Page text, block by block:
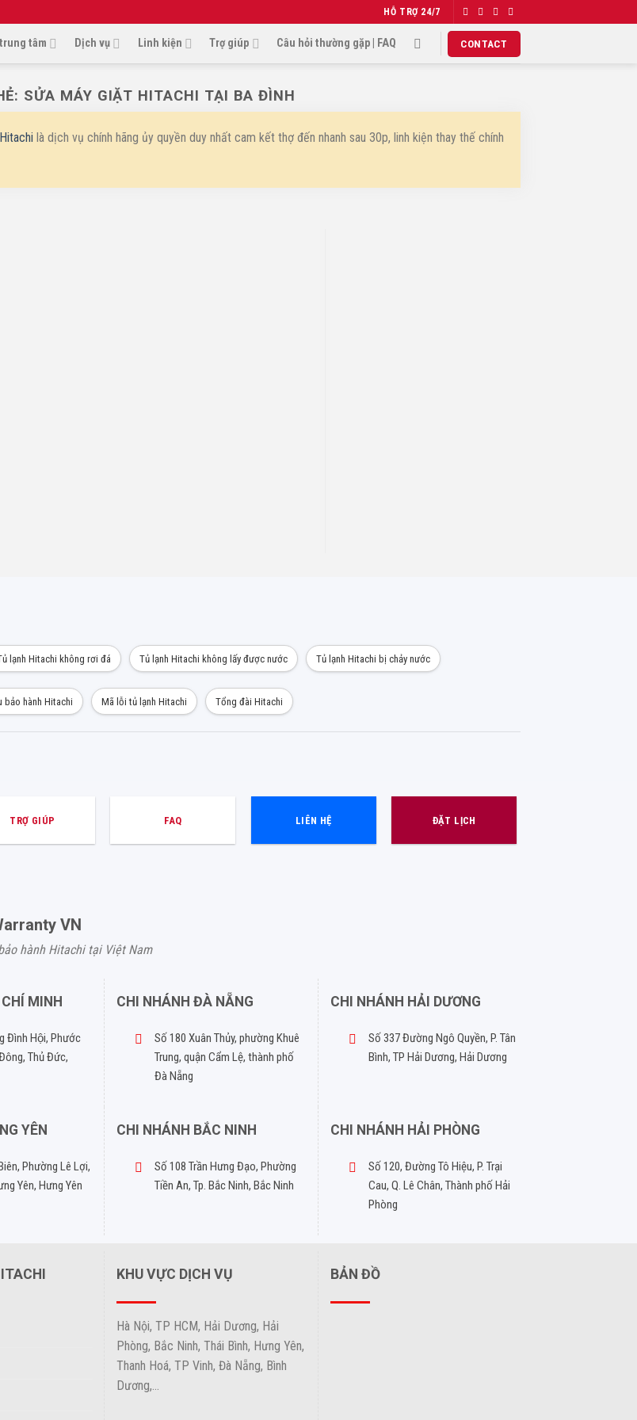
HỖ TRỢ 24/7
tâm Dịch vụ Linh kiện Trợ giúp Câu hỏi thường gặp | FAQ CONTACT
SỬA MÁY GIẶT HITACHI TẠI BA ĐÌNH
là dịch vụ chính hãng ủy quyền duy nhất cam kết thợ đến nhanh sau 30p, linh kiện thay thế chính
lạnh Hitachi không rơi đá Tủ lạnh Hitachi không lấy được nước Tủ lạnh Hitachi bị chảy nước
bảo hành Hitachi Mã lỗi tủ lạnh Hitachi Tổng đài Hitachi
TRỢ GIÚP FAQ LIÊN HỆ ĐẶT LỊCH
VN
hành Hitachi tại Việt Nam
MINH
Đình Hội, Phước
Thủ Đức,
CHI NHÁNH ĐÀ NẴNG
Số 180 Xuân Thủy, phường Khuê
Trung, quận Cẩm Lệ, thành phố
Đà Nẵng
CHI NHÁNH HẢI DƯƠNG
Số 337 Đường Ngô Quyền, P. Tân
Bình, TP Hải Dương, Hải Dương
YÊN
Phường Lê Lợi,
Yên, Hưng Yên
CHI NHÁNH BẮC NINH
Số 108 Trần Hưng Đạo, Phường
Tiền An, Tp. Bắc Ninh, Bắc Ninh
CHI NHÁNH HẢI PHÒNG
Số 120, Đường Tô Hiệu, P. Trại
Cau, Q. Lê Chân, Thành phố Hải
Phòng
KHU VỰC DỊCH VỤ
Hà Nội, TP HCM, Hải Dương, Hải
Phòng, Bắc Ninh, Thái Bình, Hưng Yên,
Thanh Hoá, TP Vinh, Đà Nẵng, Bình
Dương,...
BẢN ĐỒ